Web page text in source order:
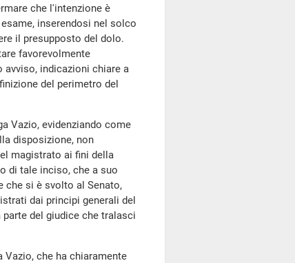
che l'intenzione è
inserendosi nel solco
il presupposto del dolo.
favorevolmente
avviso, indicazioni chiare a
del perimetro del
Vazio, evidenziando come
disposizione, non
magistrato ai fini della
di tale inciso, che a suo
che si è svolto al Senato,
dai principi generali del
del giudice che tralasci
che ha chiaramente